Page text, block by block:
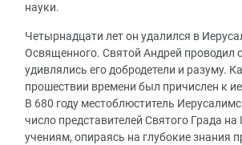
науки.
Четырнадцати лет он удалился в
Освященного. Святой Андрей проводил
удивлялись его добродетели и разуму.
прошествии времени был причислен к
В 680 году местоблюститель
число представителей Святого Града
учениям, опираясь на глубокие знания